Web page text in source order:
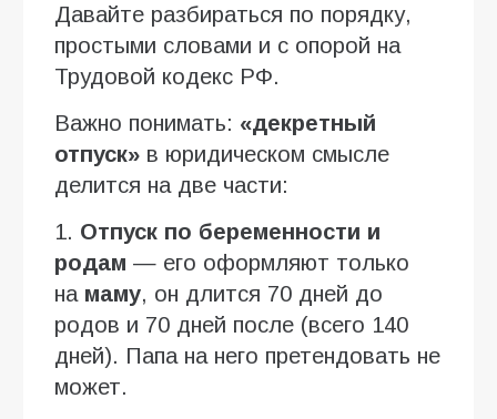
Давайте разбираться по порядку,
простыми словами и с опорой на
Трудовой кодекс РФ.
Важно понимать: «декретный
отпуск» в юридическом смысле
делится на две части:
1. Отпуск по беременности и
родам — его оформляют только
на маму, он длится 70 дней до
родов и 70 дней после (всего 140
дней). Папа на него претендовать не
может.